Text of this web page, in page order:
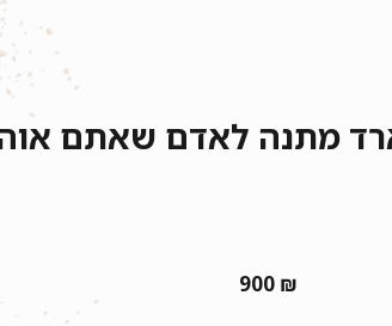
מתנה לאדם שאתם
900 ₪